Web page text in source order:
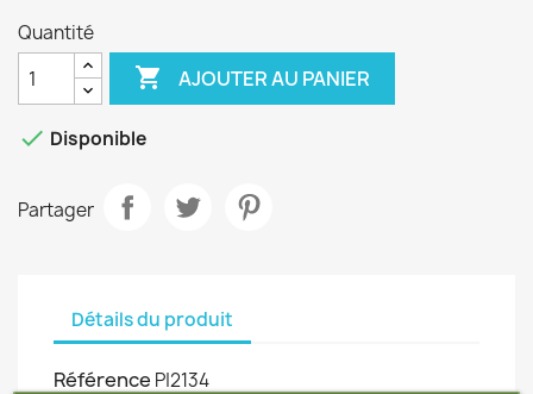
Quantité
 AJOUTER AU PANIER
 Disponible
Partager
Détails du produit
Référence P|2134